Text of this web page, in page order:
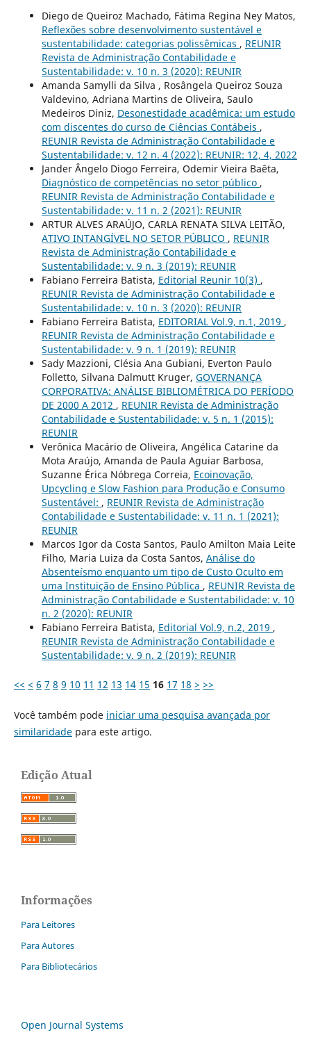
Diego de Queiroz Machado, Fátima Regina Ney Matos,
Reflexões sobre desenvolvimento sustentável e
sustentabilidade: categorias polissêmicas , REUNIR
Revista de Administração Contabilidade e
Sustentabilidade: v. 10 n. 3 (2020): REUNIR
Amanda Samylli da Silva , Rosângela Queiroz Souza
Valdevino, Adriana Martins de Oliveira, Saulo
Medeiros Diniz, Desonestidade acadêmica: um estudo
com discentes do curso de Ciências Contábeis ,
REUNIR Revista de Administração Contabilidade e
Sustentabilidade: v. 12 n. 4 (2022): REUNIR: 12, 4, 2022
Jander Ângelo Diogo Ferreira, Odemir Vieira Baêta,
Diagnóstico de competências no setor público ,
REUNIR Revista de Administração Contabilidade e
Sustentabilidade: v. 11 n. 2 (2021): REUNIR
ARTUR ALVES ARAÚJO, CARLA RENATA SILVA LEITÃO,
ATIVO INTANGÍVEL NO SETOR PÚBLICO , REUNIR
Revista de Administração Contabilidade e
Sustentabilidade: v. 9 n. 3 (2019): REUNIR
Fabiano Ferreira Batista, Editorial Reunir 10(3) ,
REUNIR Revista de Administração Contabilidade e
Sustentabilidade: v. 10 n. 3 (2020): REUNIR
Fabiano Ferreira Batista, EDITORIAL Vol.9, n.1, 2019 ,
REUNIR Revista de Administração Contabilidade e
Sustentabilidade: v. 9 n. 1 (2019): REUNIR
Sady Mazzioni, Clésia Ana Gubiani, Everton Paulo
Folletto, Silvana Dalmutt Kruger, GOVERNANÇA
CORPORATIVA: ANÁLISE BIBLIOMÉTRICA DO PERÍODO
DE 2000 A 2012 , REUNIR Revista de Administração
Contabilidade e Sustentabilidade: v. 5 n. 1 (2015):
REUNIR
Verônica Macário de Oliveira, Angélica Catarine da
Mota Araújo, Amanda de Paula Aguiar Barbosa,
Suzanne Érica Nóbrega Correia, Ecoinovação,
Upcycling e Slow Fashion para Produção e Consumo
Sustentável: , REUNIR Revista de Administração
Contabilidade e Sustentabilidade: v. 11 n. 1 (2021):
REUNIR
Marcos Igor da Costa Santos, Paulo Amilton Maia Leite
Filho, Maria Luiza da Costa Santos, Análise do
Absenteísmo enquanto um tipo de Custo Oculto em
uma Instituição de Ensino Pública , REUNIR Revista de
Administração Contabilidade e Sustentabilidade: v. 10
n. 2 (2020): REUNIR
Fabiano Ferreira Batista, Editorial Vol.9, n.2, 2019 ,
REUNIR Revista de Administração Contabilidade e
Sustentabilidade: v. 9 n. 2 (2019): REUNIR
<< < 6 7 8 9 10 11 12 13 14 15 16 17 18 > >>
Você também pode iniciar uma pesquisa avançada por
similaridadepara este artigo.
Edição Atual
Informações
Para Leitores
Para Autores
Para Bibliotecários
Open Journal Systems